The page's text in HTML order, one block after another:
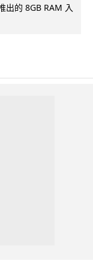
出的 8GB RAM 入